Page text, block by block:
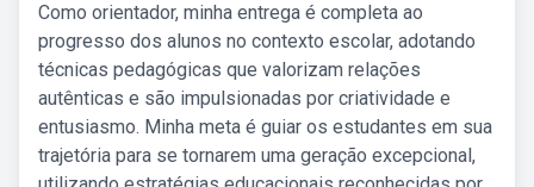
Como orientador, minha entrega é completa ao
progresso dos alunos no contexto escolar, adotando
técnicas pedagógicas que valorizam relações
autênticas e são impulsionadas por criatividade e
entusiasmo. Minha meta é guiar os estudantes em sua
trajetória para se tornarem uma geração excepcional,